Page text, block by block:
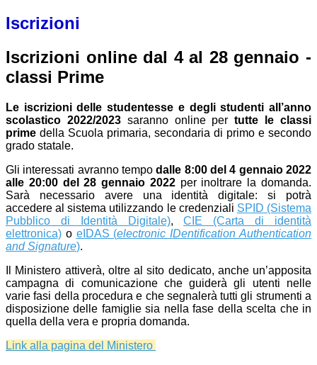
Iscrizioni
Iscrizioni online dal 4 al 28 gennaio -
classi Prime
Le iscrizioni delle studentesse e degli studenti all’anno
scolastico 2022/2023saranno online pertutte le classi
prime della Scuola primaria, secondaria di primo e secondo
grado statale.
Gli interessati avranno tempo dalle 8:00 del 4 gennaio 2022
alle 20:00 del 28 gennaio 2022 per inoltrare la domanda.
Sarà necessario avere una identità digitale: si potrà
accedere al sistema utilizzando le credenziali SPID (Sistema
Pubblico di Identità Digitale),CIE (Carta di identità
elettronica) o eIDAS (electronic IDentification Authentication
and Signature).
Il Ministero attiverà, oltre al sito dedicato, anche un’apposita
campagna di comunicazione che guiderà gli utenti nelle
varie fasi della procedura e che segnalerà tutti gli strumenti a
disposizione delle famiglie sia nella fase della scelta che in
quella della vera e propria domanda.
Link alla pagina del Ministero